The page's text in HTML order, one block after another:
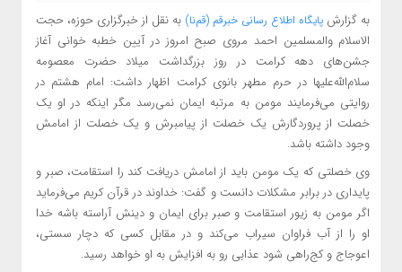
به گزارش پایگاه اطلاع رسانی خبرقم (قم‌نا) به نقل از خبرگزاری حوزه، حجت
الاسلام والمسلمین احمد مروی صبح امروز در آیین خطبه خوانی آغاز
جشن‌های دهه کرامت در روز بزرگداشت میلاد حضرت معصومه
سلام‌الله‌علیها در حرم مطهر بانوی کرامت اظهار داشت: امام هشتم در
روایتی می‌فرمایند مومن به مرتبه ایمان نمی‌رسد مگر اینکه در او یک
خصلت از پروردگارش یک خصلت از پیامبرش و یک خصلت از امامش
وجود داشته باشد.
وی خصلتی که یک مومن باید از امامش دریافت کند را استقامت، صبر و
پایداری در برابر مشکلات دانست و گفت: خداوند در قرآن کریم می‌فرماید
اگر مومن به زیور استقامت و صبر برای ایمان و دینش آراسته باشه خدا
او را از آب فراوان سیراب می‌کند و در مقابل کسی که دچار سستی،
اعوجاج و کج‌راهی شود عذابی رو به افزایش به او خواهد رسید.